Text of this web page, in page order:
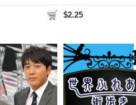
$2.25